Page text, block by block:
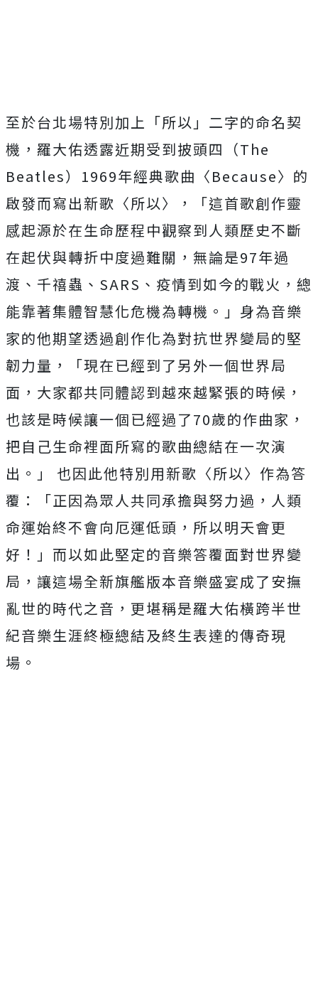
至於台北場特別加上「所以」二字的命名契
機，羅大佑透露近期受到披頭四（The
Beatles） 1969年經典歌曲〈Because〉的
啟發而寫出新歌〈所以〉，「這首歌創作靈
感起源於在生命歷程中觀察到人類歷史不斷
在起伏與轉折中度過難關，無論是97年過
渡、千禧蟲、 SARS 、疫情到如今的戰火，總
能靠著集體智慧化危機為轉機。」身為音樂
家的他期望透過創作化為對抗世界變局的堅
韌力量，「現在已經到了另外一個世界局
面，大家都共同體認到越來越緊張的時候，
也該是時候讓一個已經過了70歲的作曲家，
把自己生命裡面所寫的歌曲總結在一次演
出。」
也因此他特別用新歌〈所以〉作為答
覆：「正因為眾人共同承擔與努力過，人類
命運始終不會向厄運低頭，所以明天會更
好！」而以如此堅定的音樂答覆面對世界變
局，讓這場全新旗艦版本音樂盛宴成了安撫
亂世的時代之音，更堪稱是羅大佑橫跨半世
紀音樂生涯終極總結及終生表達的傳奇現
場。